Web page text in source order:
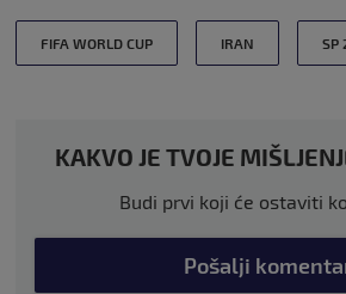
FIFA WORLD CUP IRAN SP
KAKVO JE TVOJE
Budi prvi koji će ostaviti
Pošalji